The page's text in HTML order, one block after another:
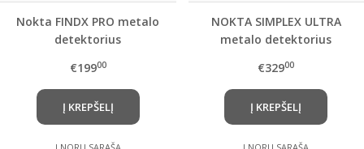
Nokta FINDX PRO metalo
detektorius
€19900
Į KREPŠELĮ
NOKTA SIMPLEX ULTRA
metalo detektorius
€32900
Į KREPŠELĮ